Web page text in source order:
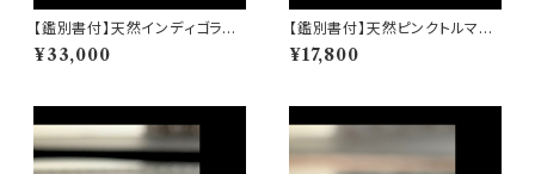
【鑑別書付】天然インディゴライ
トトルマリン 0.86ct UBG567
8 アフガニスタン 直輸入 高品質
¥33,000
【鑑別書付】天然ピンクトルマリ
ン 1.26ct UBG5676 アフガニ
スタン 直輸入 高品質 ルース 天
¥17,800